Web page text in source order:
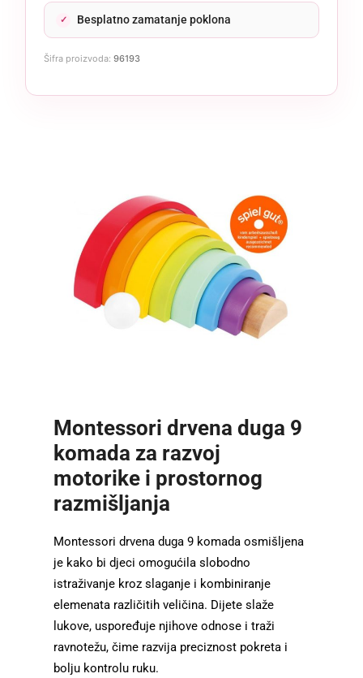
Besplatno zamatanje poklona
Šifra proizvoda: 96193
Montessori drvena duga 9
komada za razvoj
motorike i prostornog
razmišljanja
Montessori drvena duga 9 komada osmišljena
je kako bi djeci omogućila slobodno
istraživanje kroz slaganje i kombiniranje
elemenata različitih veličina. Dijete slaže
lukove, uspoređuje njihove odnose i traži
ravnotežu, čime razvija preciznost pokreta i
bolju kontrolu ruku.